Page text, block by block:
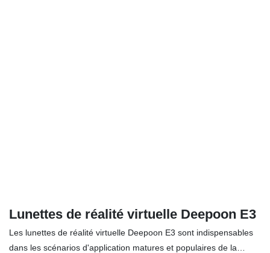
Lunettes de réalité virtuelle Deepoon E3
Les lunettes de réalité virtuelle Deepoon E3 sont indispensables
dans les scénarios d'application matures et populaires de la